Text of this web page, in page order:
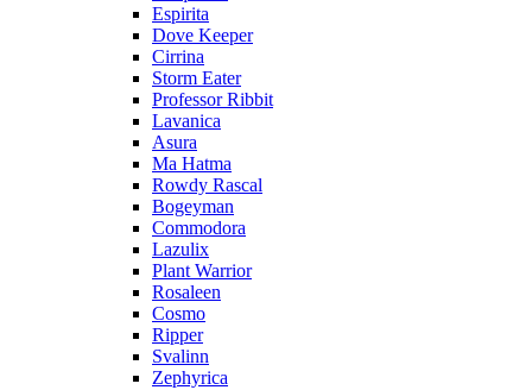
Espirita
Dove Keeper
Cirrina
Storm Eater
Professor Ribbit
Lavanica
Asura
Ma Hatma
Rowdy Rascal
Bogeyman
Commodora
Lazulix
Plant Warrior
Rosaleen
Cosmo
Ripper
Svalinn
Zephyrica